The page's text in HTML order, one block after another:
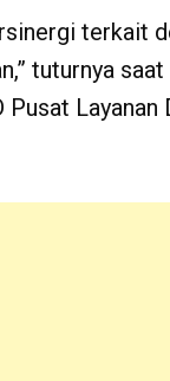
terkait
tuturnya